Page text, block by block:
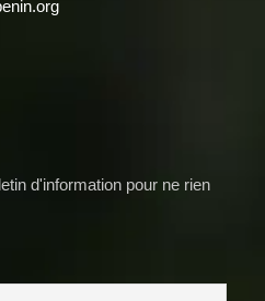
d'information pour ne rien